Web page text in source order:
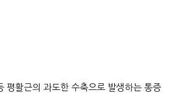
평활근의 과도한 수축으로 발생하는 통증